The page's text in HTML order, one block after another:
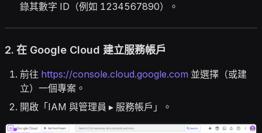
錄其數字 ID（例如 1234567890）。
2. 在 Google Cloud 建立服務帳戶
前往 https://console.cloud.google.com 並選擇（或建
立）一個專案。
開啟「IAM 與管理員 ▸ 服務帳戶」。